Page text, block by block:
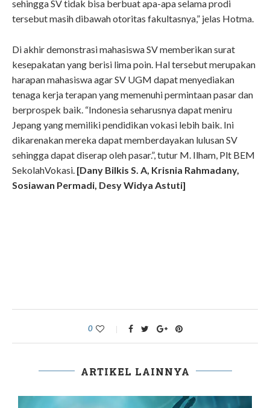
sehingga SV tidak bisa berbuat apa-apa selama prodi
tersebut masih dibawah otoritas fakultasnya,” jelas Hotma.
Di akhir demonstrasi mahasiswa SV memberikan surat
kesepakatan yang berisi lima poin. Hal tersebut merupakan
harapan mahasiswa agar SV UGM dapat menyediakan
tenaga kerja terapan yang memenuhi permintaan pasar dan
berprospek baik. “Indonesia seharusnya dapat meniru
Jepang yang memiliki pendidikan vokasi lebih baik. Ini
dikarenakan mereka dapat memberdayakan lulusan SV
sehingga dapat diserap oleh pasar.”, tutur M. Ilham, Plt BEM
SekolahVokasi. [Dany Bilkis S. A, Krisnia Rahmadany,
Sosiawan Permadi, Desy Widya Astuti]
0
ARTIKEL LAINNYA